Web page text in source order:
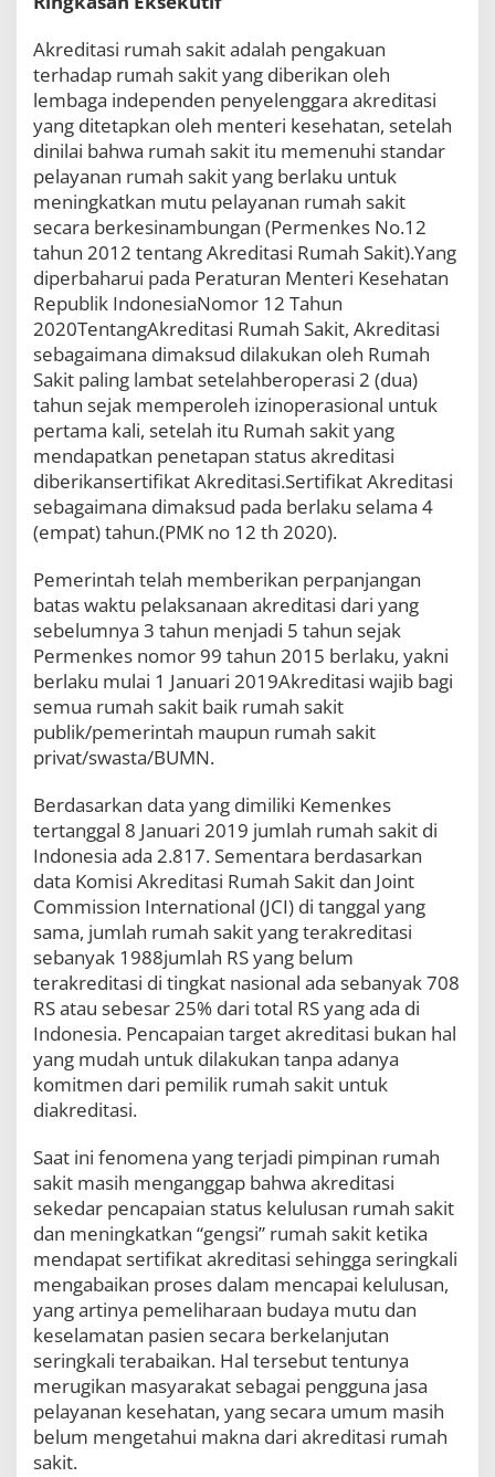
t
u
M
s
y
a
r
a
k
a
t
?
Akreditasi rumah sakit adalah pengakuan
terhadap rumah sakit yang diberikan oleh
lembaga independen penyelenggara akreditasi
yang ditetapkan oleh menteri kesehatan, setelah
dinilai bahwa rumah sakit itu memenuhi standar
pelayanan rumah sakit yang berlaku untuk
meningkatkan mutu pelayanan rumah sakit
secara berkesinambungan (Permenkes No.12
tahun 2012 tentang Akreditasi Rumah Sakit).Yang
diperbaharui pada Peraturan Menteri Kesehatan
Republik IndonesiaNomor 12 Tahun
2020TentangAkreditasi Rumah Sakit, Akreditasi
sebagaimana dimaksud dilakukan oleh Rumah
Sakit paling lambat setelahberoperasi 2 (dua)
tahun sejak memperoleh izinoperasional untuk
pertama kali, setelah itu Rumah sakit yang
mendapatkan penetapan status akreditasi
diberikansertifikat Akreditasi.Sertifikat Akreditasi
sebagaimana dimaksud pada berlaku selama 4
(empat) tahun.(PMK no 12 th 2020).
Pemerintah telah memberikan perpanjangan
batas waktu pelaksanaan akreditasi dari yang
sebelumnya 3 tahun menjadi 5 tahun sejak
Permenkes nomor 99 tahun 2015 berlaku, yakni
berlaku mulai 1 Januari 2019Akreditasi wajib bagi
semua rumah sakit baik rumah sakit
publik/pemerintah maupun rumah sakit
privat/swasta/BUMN.
Berdasarkan data yang dimiliki Kemenkes
tertanggal 8 Januari 2019 jumlah rumah sakit di
Indonesia ada 2.817. Sementara berdasarkan
data Komisi Akreditasi Rumah Sakit dan Joint
Commission International (JCI) di tanggal yang
sama, jumlah rumah sakit yang terakreditasi
sebanyak 1988jumlah RS yang belum
terakreditasi di tingkat nasional ada sebanyak 708
RS atau sebesar 25% dari total RS yang ada di
Indonesia. Pencapaian target akreditasi bukan hal
yang mudah untuk dilakukan tanpa adanya
komitmen dari pemilik rumah sakit untuk
diakreditasi.
Saat ini fenomena yang terjadi pimpinan rumah
sakit masih menganggap bahwa akreditasi
sekedar pencapaian status kelulusan rumah sakit
dan meningkatkan “gengsi” rumah sakit ketika
mendapat sertifikat akreditasi sehingga seringkali
mengabaikan proses dalam mencapai kelulusan,
yang artinya pemeliharaan budaya mutu dan
keselamatan pasien secara berkelanjutan
seringkali terabaikan. Hal tersebut tentunya
merugikan masyarakat sebagai pengguna jasa
pelayanan kesehatan, yang secara umum masih
belum mengetahui makna dari akreditasi rumah
sakit.